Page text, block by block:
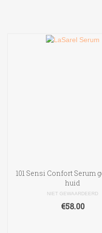
101 Sensi Confort Serum
huid
NIET GEWAARDEERD
€58.00